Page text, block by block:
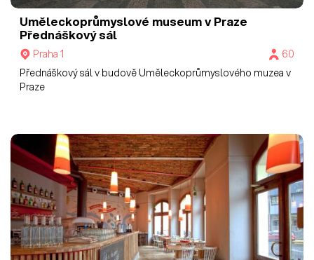
Uměleckoprůmyslové museum v Praze
Přednáškový sál
Praha 1
60
Přednáškový sál v budově Uměleckoprůmyslového muzea v
Praze